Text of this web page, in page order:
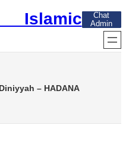
Chat
Admin
– HADANA